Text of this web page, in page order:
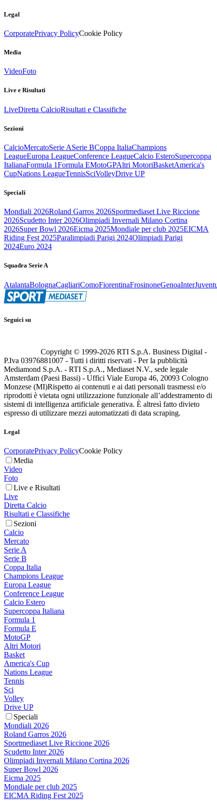
Legal
CorporatePrivacy PolicyCookie Policy
Media
VideoFoto
Live e Risultati
LiveDiretta CalcioRisultati e Classifiche
Sezioni
CalcioMercatoSerie ASerie BCoppa ItaliaChampions
LeagueEuropa LeagueConference LeagueCalcio EsteroSupercoppa
ItalianaFormula 1Formula EMotoGPAltri MotoriBasketAmerica's
CupNations LeagueTennisSciVolleyDrive UP
Speciali
Mondiali 2026Roland Garros 2026Sportmediaset Live Riccione
2026Scudetto Inter 2026Olimpiadi Invernali Milano Cortina
2026Super Bowl 2026Eicma 2025Mondiale per club 2025EICMA
Riding Fest 2025Paralimpiadi Parigi 2024Olimpiadi Parigi
2024Euro 2024
Squadra Serie A
AtalantaBolognaCagliariComoFiorentinaFrosinoneGenoaInter
Seguici su
Copyright © 1999-2026 RTI S.p.A. Business Digital -
P.Iva 03976881007 - Tutti i diritti riservati - Per la pubblicità
Mediamond S.p.A. - RTI S.p.A., Mediaset N.V., sede legale
Amsterdam (Paesi Bassi) - Uffici Viale Europa 46, 20093 Cologno
Monzese (MI)Rispetto ai contenuti e ai dati personali trasmessi e/o
riprodotti è vietata ogni utilizzazione funzionale all’addestramento di
sistemi di intelligenza artificiale generativa. È altresì fatto divieto
espresso di utilizzare mezzi automatizzati di data scraping.
Legal
CorporatePrivacy PolicyCookie Policy
Media
Video
Foto
Live e Risultati
Live
Diretta Calcio
Risultati e Classifiche
Sezioni
Calcio
Mercato
Serie A
Serie B
Coppa Italia
Champions League
Europa League
Conference League
Calcio Estero
Supercoppa Italiana
Formula 1
Formula E
MotoGP
Altri Motori
Basket
America's Cup
Nations League
Tennis
Sci
Volley
Drive UP
Speciali
Mondiali 2026
Roland Garros 2026
Sportmediaset Live Riccione 2026
Scudetto Inter 2026
Olimpiadi Invernali Milano Cortina 2026
Super Bowl 2026
Eicma 2025
Mondiale per club 2025
EICMA Riding Fest 2025